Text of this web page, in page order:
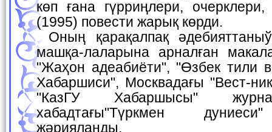
көп ғана гүрриңлери,
(1995) повести жарық көрди.
Оның қарақалпақ әдебияттаныў илиминиң актуал
машқа-лаларына арналған
"Жаҳон адеабиёти", "Өзбек тили
Хабаршиси", Москвадағы "Вест-
"КазГУ Хабаршысы"
хабадтағы"Түркмен
жәрияланды.